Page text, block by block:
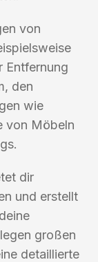
von
Entfernung
den
wie
von Möbeln
dir
und erstellt
großen
detaillierte